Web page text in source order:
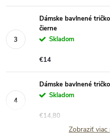
Dámske bavlnené
čierne
Skladom
€14
Dámske bavlnené
Skladom
€14,80
Zobraziť